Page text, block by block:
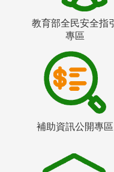
教育部全民安全指引
專區
補助資訊公開專區